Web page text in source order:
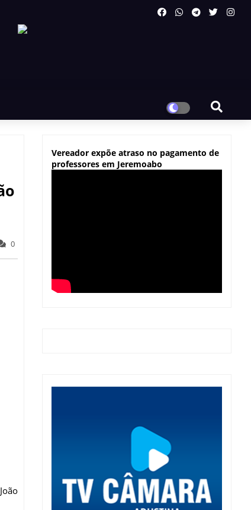
0
Vereador expõe atraso no pagamento de
professores em Jeremoabo